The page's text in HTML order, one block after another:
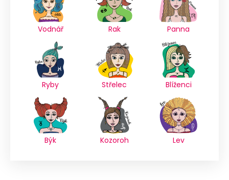
Vodnář Rak Panna
Ryby Střelec Blíženci
Býk Kozoroh Lev